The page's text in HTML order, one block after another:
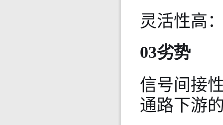
灵活性高
03劣势
信号间接
通路下游